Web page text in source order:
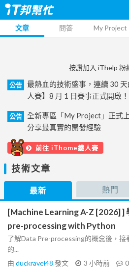
文章 問答 My Project
按讚加入 iThelp 粉
公告
最熱血的技術盛事，連續 30
人賽】8 月 1 日賽事正式開啟！
公告
全新專區「My Project」正式
分享最真實的開發經驗
前往 iThome鐵人賽
技術文章
最新 熱門
[Machine Learning A-Z [2026] ]
pre-processing with Python
了解Data Pre-processing的概念後，接
的...
由 duckravel48 發文 3 小時前 0